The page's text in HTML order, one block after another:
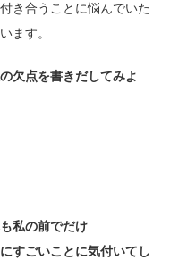
き合うことに悩んでいた
ます。
欠点を書きだしてみよ
私の前でだけ
すごいことに気付いてし